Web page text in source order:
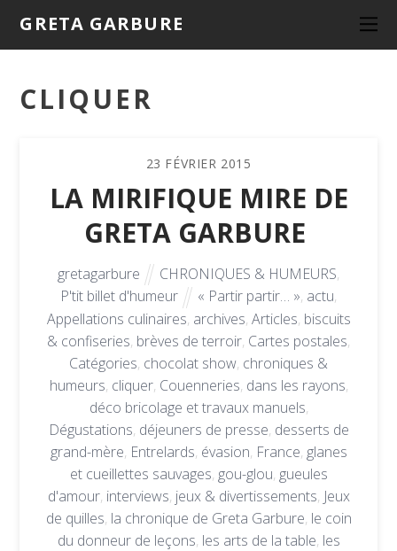
GRETA GARBURE
CLIQUER
23 FÉVRIER 2015
LA MIRIFIQUE MIRE DE
GRETA GARBURE
gretagarbure CHRONIQUES & HUMEURS,
P'tit billet d'humeur
« Partir partir… », actu,
Appellations culinaires, archives, Articles, biscuits
& confiseries, brèves de terroir, Cartes postales,
Catégories, chocolat show, chroniques &
humeurs, cliquer, Couenneries, dans les rayons,
déco bricolage et travaux manuels,
Dégustations, déjeuners de presse, desserts de
grand-mère, Entrelards, évasion, France, glanes
et cueillettes sauvages, gou-glou, gueules
d'amour, interviews, jeux & divertissements, Jeux
de quilles, la chronique de Greta Garbure, le coin
du donneur de leçons, les arts de la table, les